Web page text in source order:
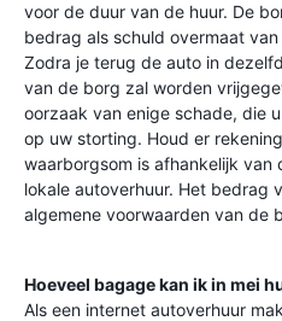
voor de duur van de huur. De
bedrag als schuld overmaat
Zodra je terug de auto in
van de borg zal worden
oorzaak van enige schade, die
op uw storting. Houd er
waarborgsom is afhankelijk van
lokale autoverhuur. Het bedrag
algemene voorwaarden van de
Hoeveel bagage kan ik in mei
Als een internet autoverhuur